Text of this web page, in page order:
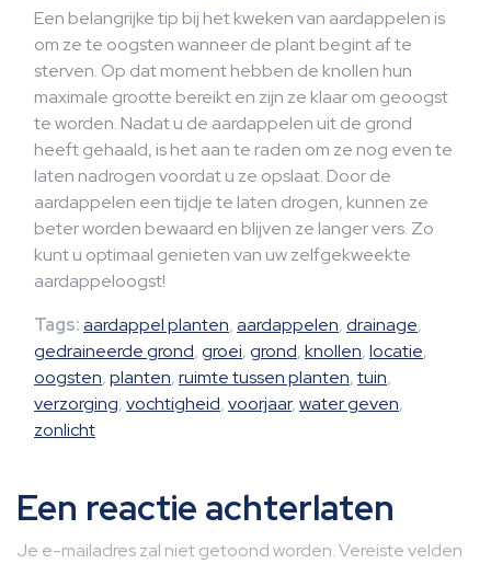
Een belangrijke tip bij het kweken van aardappelen is
om ze te oogsten wanneer de plant begint af te
sterven. Op dat moment hebben de knollen hun
maximale grootte bereikt en zijn ze klaar om geoogst
te worden. Nadat u de aardappelen uit de grond
heeft gehaald, is het aan te raden om ze nog even te
laten nadrogen voordat u ze opslaat. Door de
aardappelen een tijdje te laten drogen, kunnen ze
beter worden bewaard en blijven ze langer vers. Zo
kunt u optimaal genieten van uw zelfgekweekte
aardappeloogst!
Tags:aardappel planten,aardappelen,drainage,
gedraineerde grond,groei,grond,knollen,locatie,
oogsten,planten,ruimte tussen planten,tuin,
verzorging,vochtigheid,voorjaar,water geven,
zonlicht
Een reactie achterlaten
Je e-mailadres zal niet getoond worden.Vereiste velden